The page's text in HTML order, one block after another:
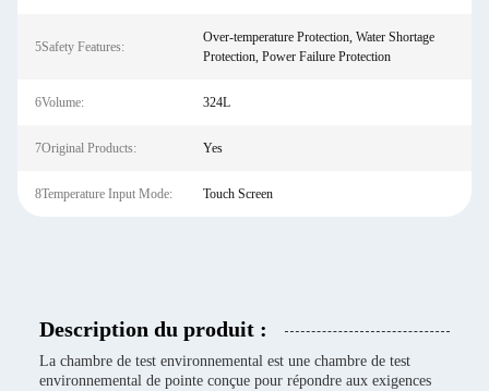
5Safety Features:
Over-temperature Protection, Water Shortage
Protection, Power Failure Protection
6Volume: 324L
7Original Products: Yes
8Temperature Input Mode: Touch Screen
Description du produit :
La chambre de test environnemental est une chambre de test
environnemental de pointe conçue pour répondre aux exigences